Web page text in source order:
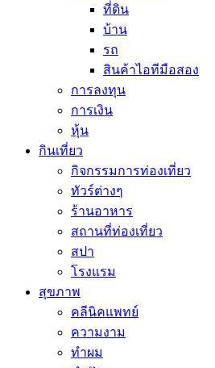
ที่ดิน
บ้าน
รถ
สินค้าไอทีมือสอง
การลงทุน
การเงิน
หุ้น
กินเที่ยว
กิจกรรมการท่องเที่ยว
ทัวร์ต่างๆ
ร้านอาหาร
สถานที่ท่องเที่ยว
สปา
โรงแรม
สุขภาพ
คลีนิคแพทย์
ความงาม
ทำผม